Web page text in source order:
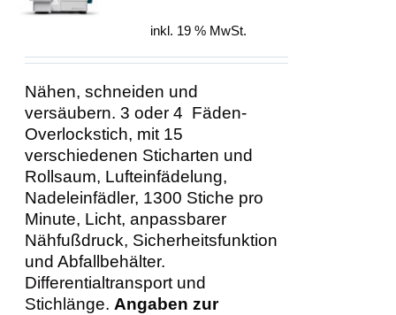
DETAILS
war:
inkl. 19 % MwSt.
Nähen, schneiden und
versäubern. 3 oder 4 Fäden-
Overlockstich, mit 15
verschiedenen Sticharten und
Rollsaum, Lufteinfädelung,
Nadeleinfädler, 1300 Stiche pro
Minute, Licht, anpassbarer
Nähfußdruck, Sicherheitsfunktion
und Abfallbehälter.
Differentialtransport und
Stichlänge.Angaben zur